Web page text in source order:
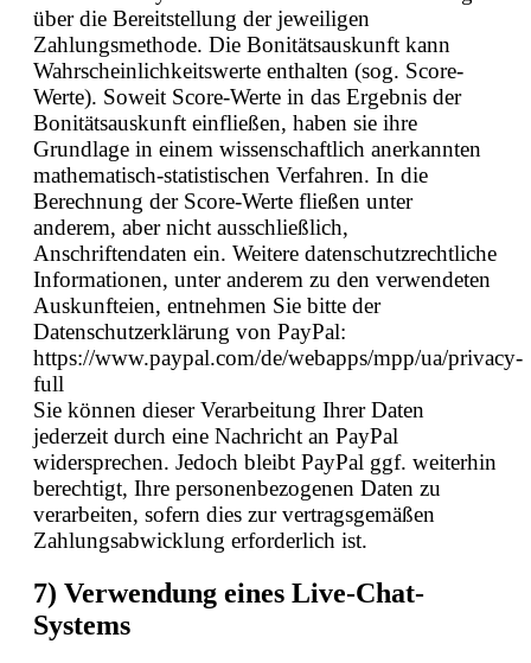
über die Bereitstellung der jeweiligen
Zahlungsmethode. Die Bonitätsauskunft kann
Wahrscheinlichkeitswerte enthalten (sog. Score-
Werte). Soweit Score-Werte in das Ergebnis der
Bonitätsauskunft einfließen, haben sie ihre
Grundlage in einem wissenschaftlich anerkannten
mathematisch-statistischen Verfahren. In die
Berechnung der Score-Werte fließen unter
anderem, aber nicht ausschließlich,
Anschriftendaten ein. Weitere datenschutzrechtliche
Informationen, unter anderem zu den verwendeten
Auskunfteien, entnehmen Sie bitte der
Datenschutzerklärung von PayPal:
https://www.paypal.com/de/webapps/mpp/ua/privacy-
full
Sie können dieser Verarbeitung Ihrer Daten
jederzeit durch eine Nachricht an PayPal
widersprechen. Jedoch bleibt PayPal ggf. weiterhin
berechtigt, Ihre personenbezogenen Daten zu
verarbeiten, sofern dies zur vertragsgemäßen
Zahlungsabwicklung erforderlich ist.
7) Verwendung eines Live-Chat-
Systems